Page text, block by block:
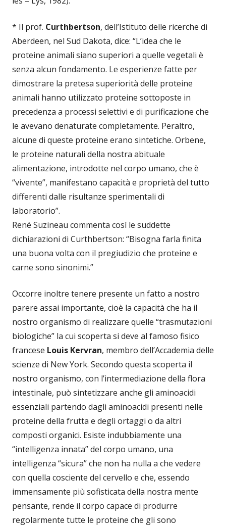
* Il prof. Curthbertson, dell’Istituto delle ricerche di
Aberdeen, nel Sud Dakota, dice: “L’idea che le
proteine animali siano superiori a quelle vegetali è
senza alcun fondamento. Le esperienze fatte per
dimostrare la pretesa superiorità delle proteine
animali hanno utilizzato proteine sottoposte in
precedenza a processi selettivi e di purificazione che
le avevano denaturate completamente. Peraltro,
alcune di queste proteine erano sintetiche. Orbene,
le proteine naturali della nostra abituale
alimentazione, introdotte nel corpo umano, che è
“vivente”, manifestano capacità e proprietà del tutto
differenti dalle risultanze sperimentali di
laboratorio”.
René Suzineau commenta così le suddette
dichiarazioni di Curthbertson: “Bisogna farla finita
una buona volta con il pregiudizio che proteine e
carne sono sinonimi.”
Occorre inoltre tenere presente un fatto a nostro
parere assai importante, cioè la capacità che ha il
nostro organismo di realizzare quelle “trasmutazioni
biologiche” la cui scoperta si deve al famoso fisico
francese Louis Kervran, membro dell’Accademia delle
scienze di New York. Secondo questa scoperta il
nostro organismo, con l’intermediazione della flora
intestinale, può sintetizzare anche gli aminoacidi
essenziali partendo dagli aminoacidi presenti nelle
proteine della frutta e degli ortaggi o da altri
composti organici. Esiste indubbiamente una
“intelligenza innata” del corpo umano, una
intelligenza “sicura” che non ha nulla a che vedere
con quella cosciente del cervello e che, essendo
immensamente più sofisticata della nostra mente
pensante, rende il corpo capace di produrre
regolarmente tutte le proteine che gli sono